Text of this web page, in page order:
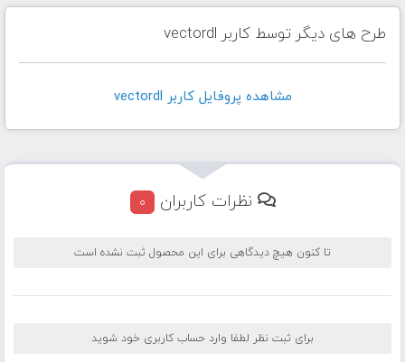
طرح های دیگر توسط کاربر vectordl
مشاهده پروفايل کاربر vectordl
نظرات کاربران 0
تا کنون هیچ دیدگاهی برای این محصول ثبت نشده است
برای ثبت نظر لطفا وارد حساب کاربری خود شوید